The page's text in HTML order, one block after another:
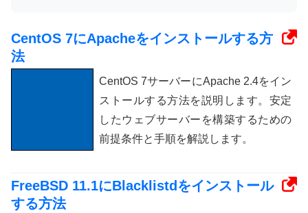
CentOS 7にApacheをインストールする方
法
CentOS 7サーバーにApache 2.4をイン
ストールする方法を説明します。安定
したウェブサーバーを構築するための
前提条件と手順を解説します。
FreeBSD 11.1にBlacklistdをインストール
する方法